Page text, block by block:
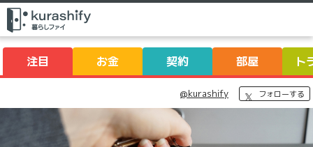
注目 お金 契約 部屋 ト
@kurashify フォローする